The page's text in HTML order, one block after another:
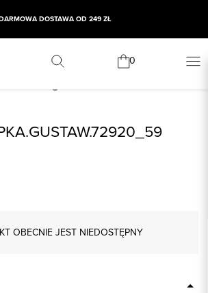
DOSTAWA OD 249 ZŁ
0
OBECNIE JEST NIEDOSTĘPNY